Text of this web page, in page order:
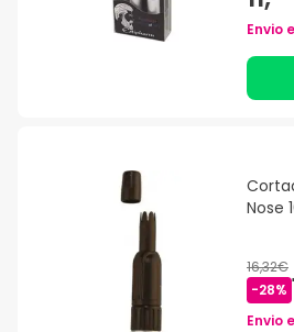
Envio
Nose
16,32€
-28%
Envio